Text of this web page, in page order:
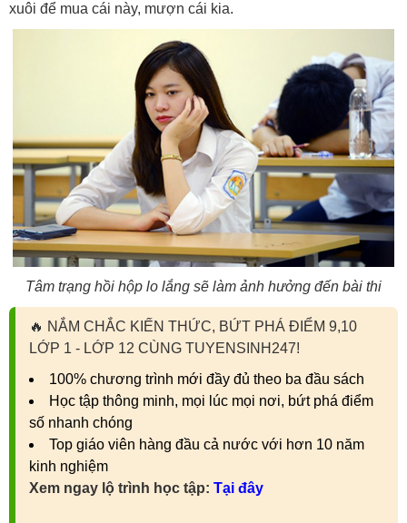
xuôi để mua cái này, mượn cái kia.
Tâm trạng hồi hộp lo lắng sẽ làm ảnh hưởng đến bài thi
🔥 NẮM CHẮC KIẾN THỨC, BỨT PHÁ ĐIỂM 9,10
LỚP 1 - LỚP 12 CÙNG TUYENSINH247!
100% chương trình mới đầy đủ theo ba đầu sách
Học tập thông minh, mọi lúc mọi nơi, bứt phá điểm
số nhanh chóng
Top giáo viên hàng đầu cả nước với hơn 10 năm
kinh nghiệm
Xem ngay lộ trình học tập: Tại đây